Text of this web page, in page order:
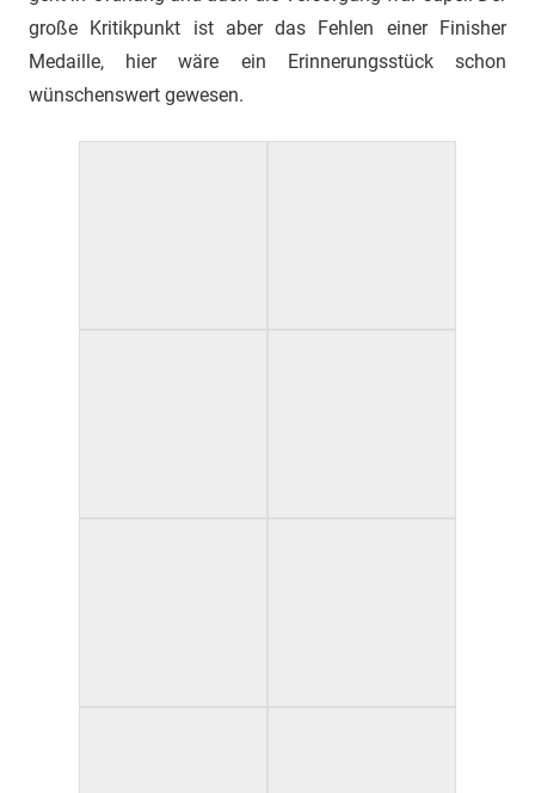
große Kritikpunkt ist aber das Fehlen einer Finisher
Medaille, hier wäre ein Erinnerungsstück schon
wünschenswert gewesen.